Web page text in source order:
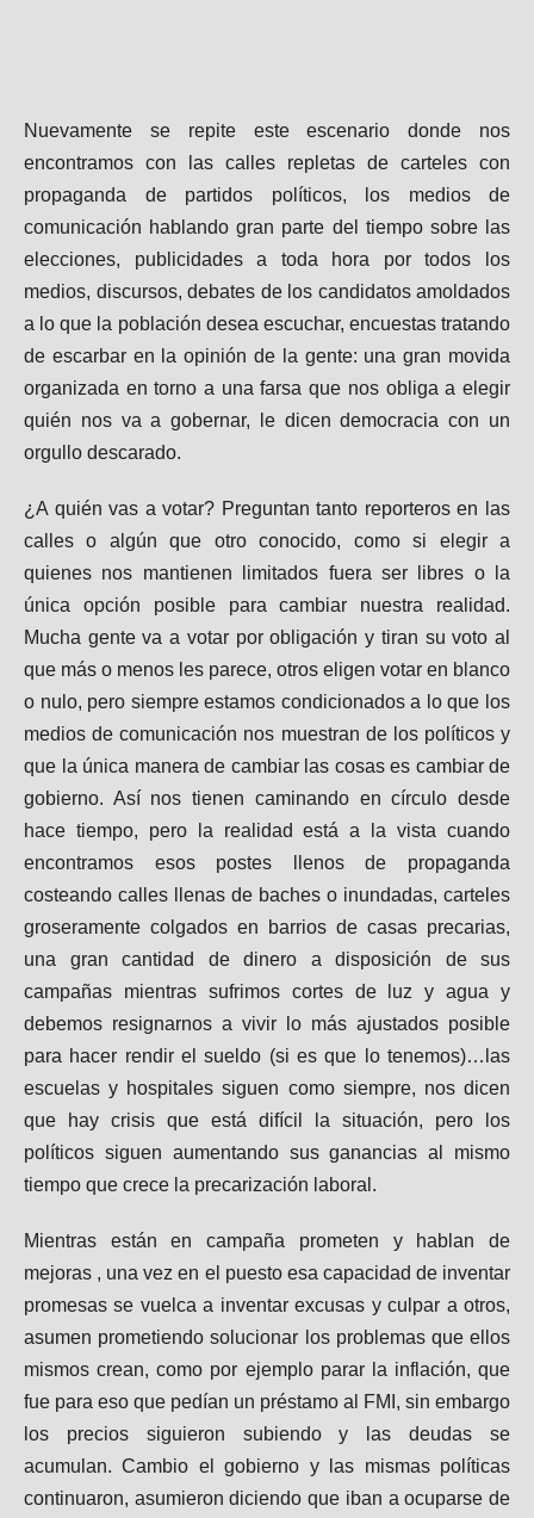
Nuevamente se repite este escenario donde nos
encontramos con las calles repletas de carteles con
propaganda de partidos políticos, los medios de
comunicación hablando gran parte del tiempo sobre las
elecciones, publicidades a toda hora por todos los
medios, discursos, debates de los candidatos amoldados
a lo que la población desea escuchar, encuestas tratando
de escarbar en la opinión de la gente: una gran movida
organizada en torno a una farsa que nos obliga a elegir
quién nos va a gobernar, le dicen democracia con un
orgullo descarado.
¿A quién vas a votar? Preguntan tanto reporteros en las
calles o algún que otro conocido, como si elegir a
quienes nos mantienen limitados fuera ser libres o la
única opción posible para cambiar nuestra realidad.
Mucha gente va a votar por obligación y tiran su voto al
que más o menos les parece, otros eligen votar en blanco
o nulo, pero siempre estamos condicionados a lo que los
medios de comunicación nos muestran de los políticos y
que la única manera de cambiar las cosas es cambiar de
gobierno. Así nos tienen caminando en círculo desde
hace tiempo, pero la realidad está a la vista cuando
encontramos esos postes llenos de propaganda
costeando calles llenas de baches o inundadas, carteles
groseramente colgados en barrios de casas precarias,
una gran cantidad de dinero a disposición de sus
campañas mientras sufrimos cortes de luz y agua y
debemos resignarnos a vivir lo más ajustados posible
para hacer rendir el sueldo (si es que lo tenemos)…las
escuelas y hospitales siguen como siempre, nos dicen
que hay crisis que está difícil la situación, pero los
políticos siguen aumentando sus ganancias al mismo
tiempo que crece la precarización laboral.
Mientras están en campaña prometen y hablan de
mejoras , una vez en el puesto esa capacidad de inventar
promesas se vuelca a inventar excusas y culpar a otros,
asumen prometiendo solucionar los problemas que ellos
mismos crean, como por ejemplo parar la inflación, que
fue para eso que pedían un préstamo al FMI, sin embargo
los precios siguieron subiendo y las deudas se
acumulan. Cambio el gobierno y las mismas políticas
continuaron, asumieron diciendo que iban a ocuparse de